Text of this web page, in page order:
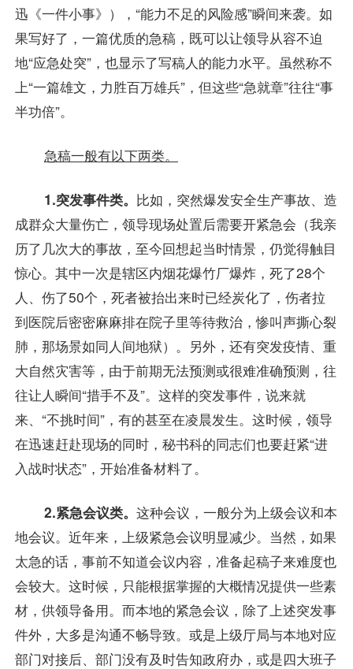
迅《一件小事》），“能力不足的风险感”瞬间来袭。如
果写好了，一篇优质的急稿，既可以让领导从容不迫
地“应急处突”，也显示了写稿人的能力水平。虽然称不
上“一篇雄文，力胜百万雄兵”，但这些“急就章”往往“事
半功倍”。
急稿一般有以下两类。
1.突发事件类。 比如，突然爆发安全生产事故、造
成群众大量伤亡，领导现场处置后需要开紧急会（我亲
历了几次大的事故，至今回想起当时情景，仍觉得触目
惊心。其中一次是辖区内烟花爆竹厂爆炸，死了28个
人、伤了50个，死者被抬出来时已经炭化了，伤者拉
到医院后密密麻麻排在院子里等待救治，惨叫声撕心裂
肺，那场景如同人间地狱）。另外，还有突发疫情、重
大自然灾害等，由于前期无法预测或很难准确预测，往
往让人瞬间“措手不及”。这样的突发事件，说来就
来、“不挑时间”，有的甚至在凌晨发生。这时候，领导
在迅速赶赴现场的同时，秘书科的同志们也要赶紧“进
入战时状态”，开始准备材料了。
2.紧急会议类。 这种会议，一般分为上级会议和本
地会议。近年来，上级紧急会议明显减少。当然，如果
太急的话，事前不知道会议内容，准备起稿子来难度也
会较大。这时候，只能根据掌握的大概情况提供一些素
材，供领导备用。而本地的紧急会议，除了上述突发事
件外，大多是沟通不畅导致。或是上级厅局与本地对应
部门对接后、部门没有及时告知政府办，或是四大班子